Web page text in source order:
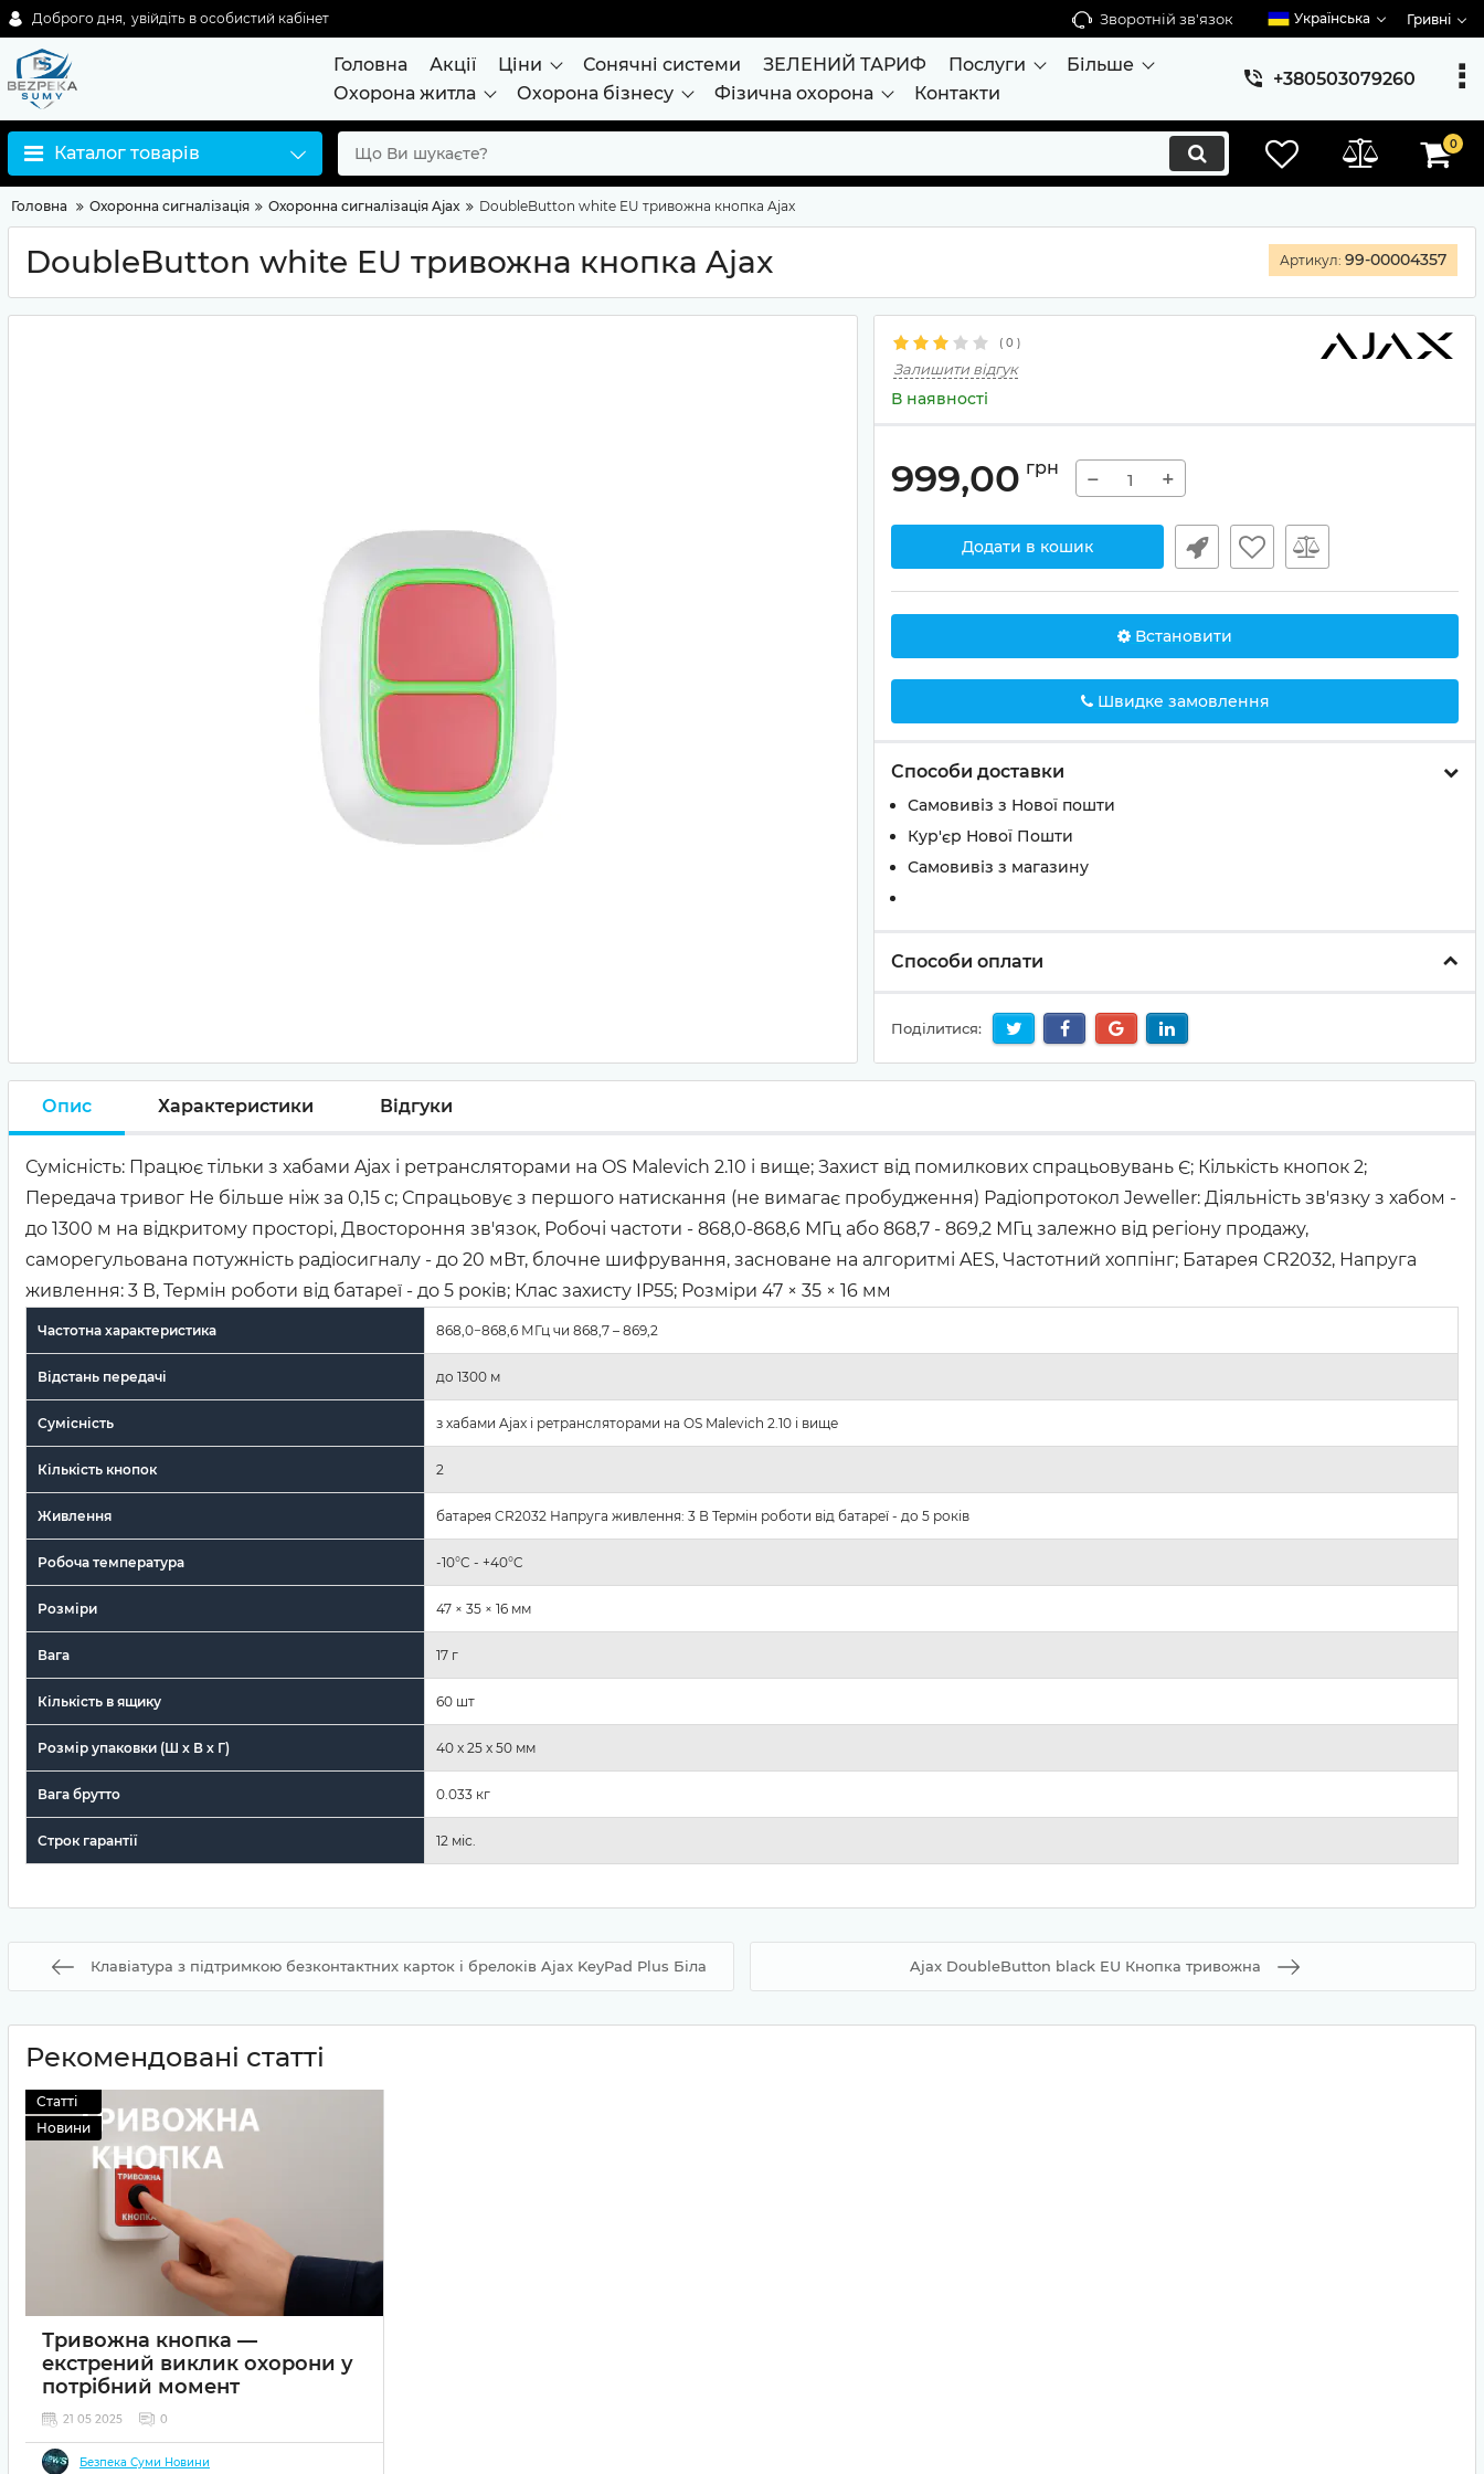
Доброго дня, увійдіть в особистий кабінет Зворотній зв'язок Українська Гривні
Головна Акції Ціни Сонячні системи ЗЕЛЕНИЙ ТАРИФ Послуги
Більше
Охорона житла
Охорона бізнесу Фізична охорона Контакти
+380503079260
Каталог товарів 0
Головна Охоронна сигналізація Охоронна сигналізація Ajax DoubleButton white EU тривожна кнопка Ajax
DoubleButton white EU тривожна кнопка Ajax Артикул: 99-00004357
( 0 )
Залишити відгук
В наявності
999,00 грн − +
Додати в кошик
Встановити
Швидке замовлення
Способи доставки
Самовивіз з Нової пошти
Кур'єр Нової Пошти
Самовивіз з магазину
Способи оплати
Поділитися:
Опис Характеристики Відгуки
Сумісність: Працює тільки з хабами Ajax і ретрансляторами на OS Malevich 2.10 і вище; Захист від помилкових спрацьовувань Є; Кількість кнопок 2;
Передача тривог Не більше ніж за 0,15 с; Спрацьовує з першого натискання (не вимагає пробудження) Радіопротокол Jeweller: Діяльність зв'язку з хабом -
до 1300 м на відкритому просторі, Двостороння зв'язок, Робочі частоти - 868,0-868,6 МГц або 868,7 - 869,2 МГц залежно від регіону продажу,
саморегульована потужність радіосигналу - до 20 мВт, блочне шифрування, засноване на алгоритмі AES, Частотний хоппінг; Батарея CR2032, Напруга
живлення: 3 В, Термін роботи від батареї - до 5 років; Клас захисту IP55; Розміри 47 × 35 × 16 мм
Частотна характеристика 868,0−868,6 МГц чи 868,7 – 869,2
Відстань передачі до 1300 м
Сумісність з хабами Ajax і ретрансляторами на OS Malevich 2.10 і вище
Кількість кнопок 2
Живлення батарея CR2032 Напруга живлення: 3 В Термін роботи від батареї - до 5 років
Робоча температура -10°C - +40°C
Розміри 47 × 35 × 16 мм
Вага 17 г
Кількість в ящику 60 шт
Розмір упаковки (Ш х В х Г) 40 x 25 x 50 мм
Вага брутто 0.033 кг
Строк гарантії 12 міс.
Клавіатура з підтримкою безконтактних карток і брелоків Ajax KeyPad Plus Біла Ajax DoubleButton black EU Кнопка тривожна
Рекомендовані статті
Статті
Новини
Тривожна кнопка —
екстрений виклик охорони у
потрібний момент
21 05 2025 0
Тривожна кнопка— це швидкий спосіб
викликати охорону у разі небезпеки. Надійне
Безпека Суми Новини